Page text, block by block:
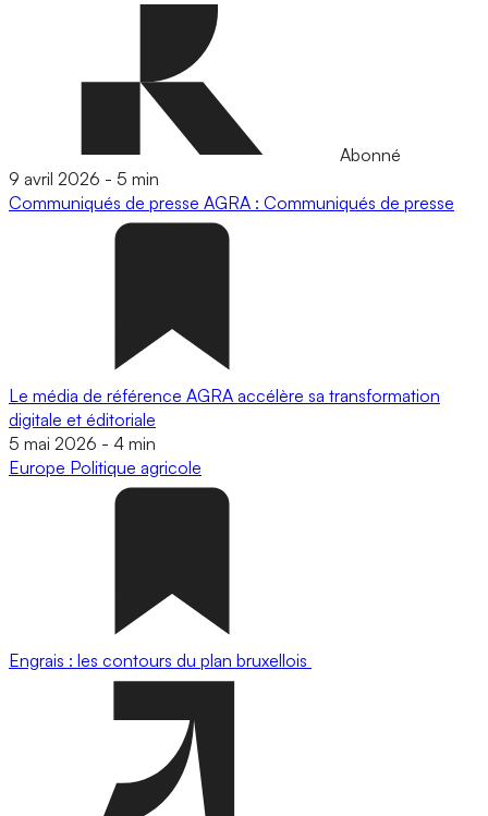
Abonné
9 avril 2026 - 5 min
Communiqués de presse AGRA : Communiqués de presse
Le média de référence AGRA accélère sa transformation
digitale et éditoriale
5 mai 2026 - 4 min
Europe Politique agricole
Engrais : les contours du plan bruxellois